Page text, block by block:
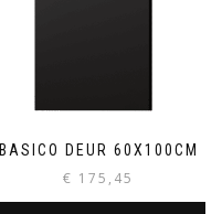
BASICO DEUR 60X100CM
€ 175,45